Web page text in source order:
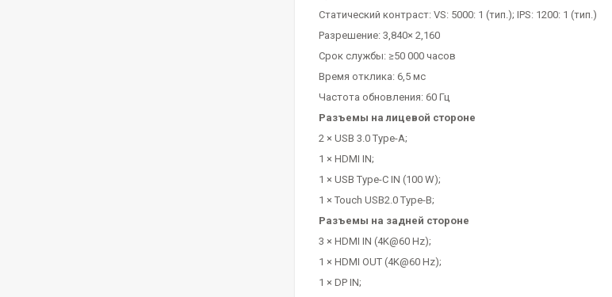
Статический контраст: VS: 5000: 1 (тип.); IPS: 1200: 1 (тип.)
Разрешение: 3,840× 2,160
Срок службы: ≥50 000 часов
Время отклика: 6,5 мс
Частота обновления: 60 Гц
Разъемы на лицевой стороне
2 × USB 3.0 Type-A;
1 × HDMI IN;
1 × USB Type-C IN (100 W);
1 × Touch USB2.0 Type-B;
Разъемы на задней стороне
3 × HDMI IN (4K@60 Hz);
1 × HDMI OUT (4K@60 Hz);
1 × DP IN;